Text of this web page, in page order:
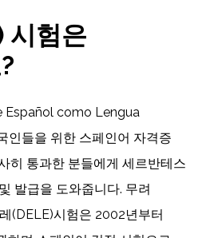
시험은
Español como Lengua
인들을 위한 스페인어 자격증
히 통과한 분들에게 세르반테스
발급을 도와줍니다. 무려
(DELE)시험은 2002년부터